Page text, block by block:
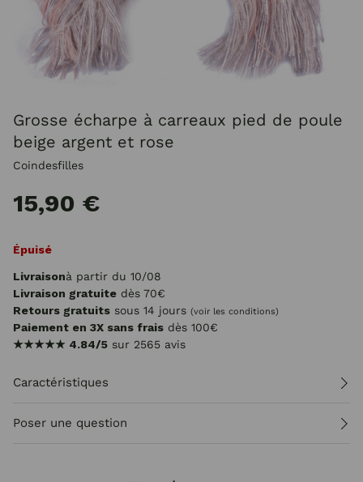
Grosse écharpe à carreaux pied de poule
beige argent et rose
Coindesfilles
15,90 €
Épuisé
Livraisonà partir du 10/08
Livraison gratuite dès 70€
Retours gratuits sous 14 jours (voir les conditions)
Paiement en 3X sans frais dès 100€
★★★★★ 4.84/5 sur 2565 avis
Caractéristiques
Poser une question